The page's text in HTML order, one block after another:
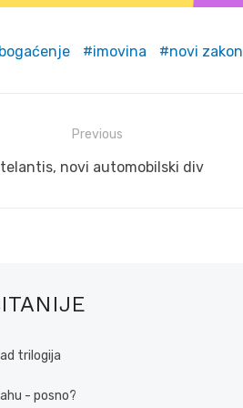
bogaćenje imovina novi zakon
Previous
novi automobilski div
trilogija
- posno?